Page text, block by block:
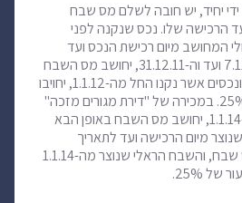
יחיד, יש חובה לשלם מס שבח
הרכישה שלו. נכס שנקנה לפני
שולי המחושב מיום רכישת הנכס ועד
לתאריך זה. מתאריך 7.11.01 ועד וה-31.12.11, יחושב מס השבח
לפי שיעור מס של 20%, ונכסים אשר נקנו החל מה-1.1.12, יחויבו
לפי שיעור מס שבח של 25%. במכירה של "דירת מגורים מזכה"
שיום רכישתה חל לפני ה-1.1.14, יחושב מס השבח באופן הבא
שנוצר מיום הרכישה ועד לתאריך
31.12.13 יהיה פטור ממס שבח, והשבח הראלי שנוצר מה-1.1.14
25%.